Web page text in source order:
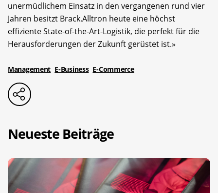
unermüdlichem Einsatz in den vergangenen rund vier
Jahren besitzt Brack.Alltron heute eine höchst
effiziente State-of-the-Art-Logistik, die perfekt für die
Herausforderungen der Zukunft gerüstet ist.»
Management E-Business E-Commerce
Neueste Beiträge